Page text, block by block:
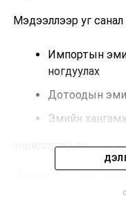
Мэдээллээр уг санал
Импортын
ногдуулах
Дотоодын
Эмийн
зорилготой аж.
нийлүүлэлтээс
онцолжээ. Ялангуяа